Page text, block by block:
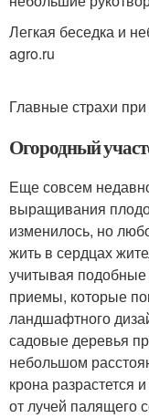
Легкая беседка и
agro.ru
Главные страхи
Огородный
Еще совсем
выращивания
изменилось, но
жить в сердцах
учитывая подобные
приемы, которые
ландшафтного
садовые деревья
небольшом
крона разрастется
от лучей палящего